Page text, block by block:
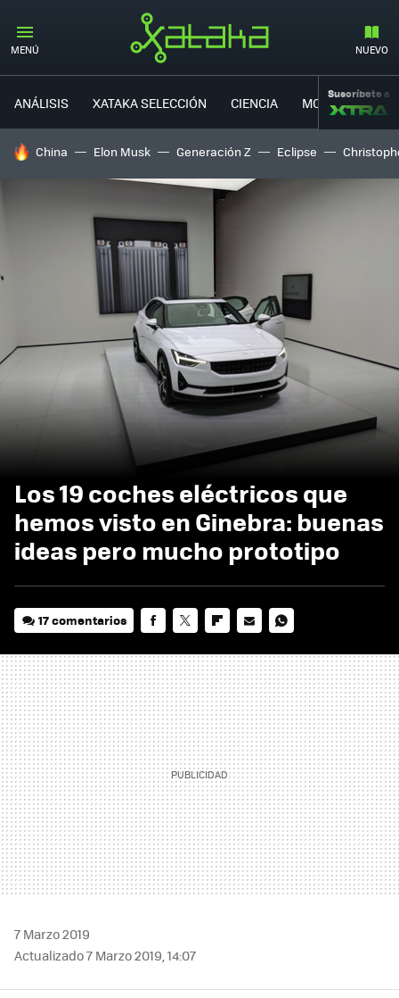
MENÚ NUEVO
ANÁLISIS XATAKA SELECCIÓN CIENCIA MOVILIDAD
Suscríbete a
HOY SE HABLA DE
China Elon Musk Generación Z Eclipse
Los 19 coches eléctricos que
hemos visto en Ginebra: buenas
ideas pero mucho prototipo
17 comentarios
MAIL
7 Marzo 2019
Actualizado 7 Marzo 2019, 14:07